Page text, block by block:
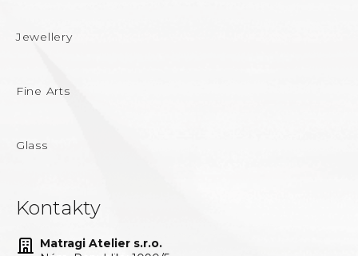
Jewellery
Fine Arts
Glass
Kontakty
Matragi Atelier s.r.o.